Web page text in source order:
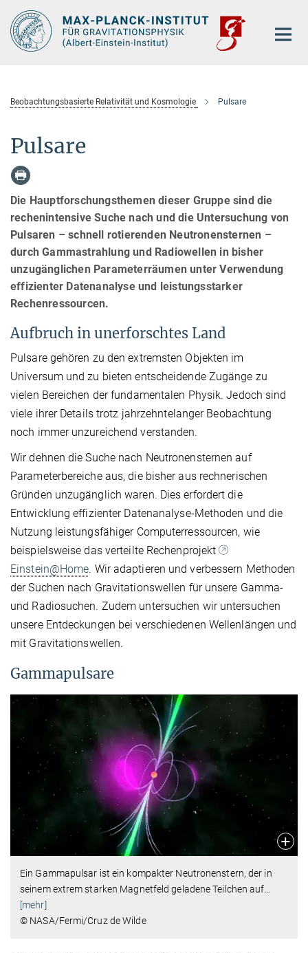
Hauptinhalt
Beobachtungsbasierte Relativität und Kosmologie Pulsare
Pulsare
Die Hauptforschungsthemen dieser Gruppe sind die
rechenintensive Suche nach und die Untersuchung von
Pulsaren – schnell rotierenden Neutronensternen –
durch Gammastrahlung und Radiowellen in bisher
unzugänglichen Parameterräumen unter Verwendung
effizienter Datenanalyse und leistungsstarker
Rechenressourcen.
Aufbruch in unerforschtes Land
Pulsare gehören zu den extremsten Objekten im
Universum und zu bieten entscheidende Zugänge zu
vielen Bereichen der fundamentalen Physik. Jedoch sind
viele ihrer Details trotz jahrzehntelanger Beobachtung
noch immer unzureichend verstanden.
Wir dehnen die Suche nach Neutronensternen auf
Parameterbereiche aus, die bisher aus rechnerischen
Gründen unzugänglich waren. Dies erfordert die
Entwicklung effizienter Datenanalyse-Methoden und die
Nutzung leistungsfähiger Computerressourcen, wie
beispielsweise das verteilte Rechenprojekt
Einstein@Home. Wir adaptieren und verbessern Methoden
der Suchen nach Gravitationswellen für unsere Gamma-
und Radiosuchen. Zudem untersuchen wir untersuchen
unsere Entdeckungen bei verschiedenen Wellenlängen und
mit Gravitationswellen.
Gammapulsare
Ein Gammapulsar ist ein kompakter Neutronenstern, der in
seinem extrem starken Magnetfeld geladene Teilchen auf
[mehr]
© NASA/Fermi/Cruz de Wilde